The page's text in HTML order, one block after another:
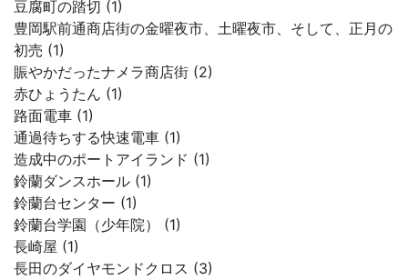
豆腐町の踏切 (1)
豊岡駅前通商店街の金曜夜市、土曜夜市、そして、正月の
初売 (1)
賑やかだったナメラ商店街 (2)
赤ひょうたん (1)
路面電車 (1)
通過待ちする快速電車 (1)
造成中のポートアイランド (1)
鈴蘭ダンスホール (1)
鈴蘭台センター (1)
鈴蘭台学園（少年院） (1)
長崎屋 (1)
長田のダイヤモンドクロス (3)